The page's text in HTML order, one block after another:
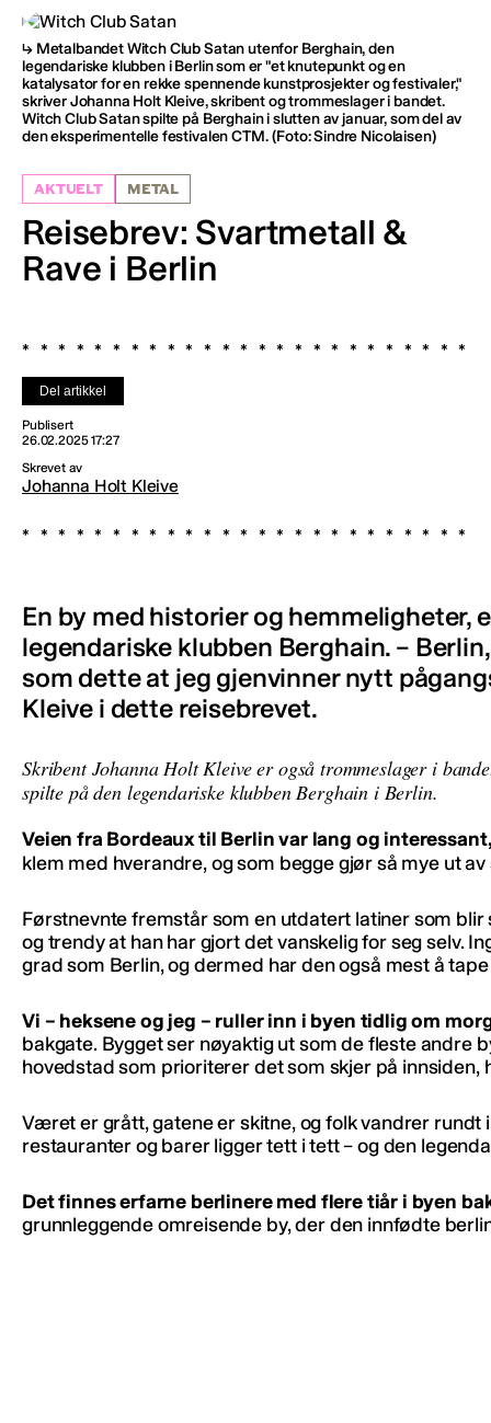
Metalbandet Witch Club Satan utenfor Berghain, den
legendariske klubben i Berlin som er "et knutepunkt og en
katalysator for en rekke spennende kunstprosjekter og festivaler,"
skriver Johanna Holt Kleive, skribent og trommeslager i bandet.
Witch Club Satan spilte på Berghain i slutten av januar, som del av
den eksperimentelle festivalen CTM. (Foto: Sindre Nicolaisen)
AKTUELT METAL
Reisebrev: Svartmetall &
Rave i Berlin
Del artikkel
Publisert
26.02.2025 17:27
Skrevet av
Johanna Holt Kleive
En by med historier og hemmeligheter,
legendariske klubben Berghain. –
som dette at jeg gjenvinner nytt
Kleive i dette reisebrevet.
Skribent Johanna Holt Kleive er også trommeslager i
spilte på den legendariske klubben Berghain i Berlin.
Veien fra Bordeaux til Berlin var lang og
klem med hverandre, og som begge gjør så mye ut
Førstnevnte fremstår som en utdatert latiner som
og trendy at han har gjort det vanskelig for seg selv.
grad som Berlin, og dermed har den også mest å
Vi – heksene og jeg – ruller inn i byen tidlig om
bakgate. Bygget ser nøyaktig ut som de fleste andre
hovedstad som prioriterer det som skjer på innsiden,
Været er grått, gatene er skitne, og folk vandrer
restauranter og barer ligger tett i tett – og den
Det finnes erfarne berlinere med flere tiår i byen
grunnleggende omreisende by, der den innfødte